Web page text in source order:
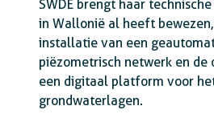
SWDE brengt haar
in Wallonië al heeft
installatie van een
piëzometrisch netwerk en de
een digitaal platform voor
grondwaterlagen.